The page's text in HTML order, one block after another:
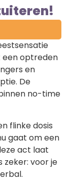
een optreden
en
De
no-time
flinke dosis
gaat om een
act laat
zeker: voor je